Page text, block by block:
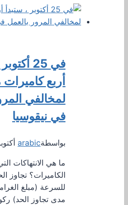
في 25
أربع كاميرات
لمخالفي
في نيقوسيا
بواسطةarabic أكتوبر 9,
ما هي الانتهاكات
الكاميرات؟ تجاوز
للسرعة (مبلغ
مدى تجاوز الحد)